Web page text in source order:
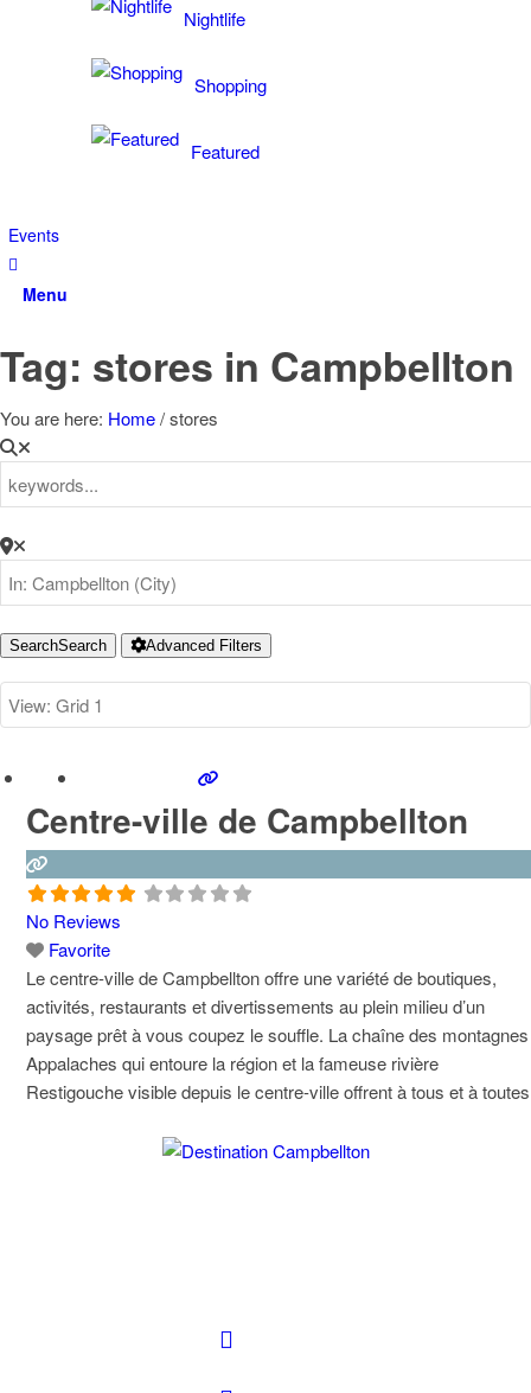
Nightlife
Shopping
Featured
Events
Menu
Tag: stores in Campbellton
You are here: Home/stores
SearchSearch Advanced Filters
Centre-ville de Campbellton
No Reviews
Favorite
Le centre-ville de Campbellton offre une variété de boutiques,
activités, restaurants et divertissements au plein milieu d’un
paysage prêt à vous coupez le souffle. La chaîne des montagnes
Appalaches qui entoure la région et la fameuse rivière
Restigouche visible depuis le centre-ville offrent à tous et à toutes